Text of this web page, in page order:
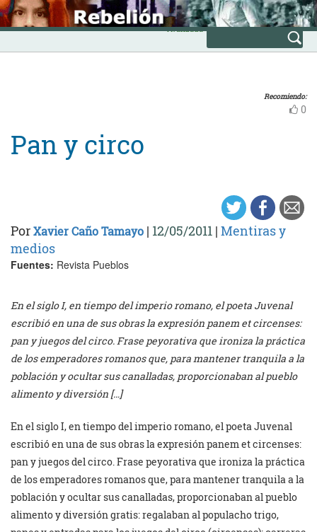
Skip
to
content
INICIO
Avanzada
Recomiendo:
0
Pan y circo
PorXavier Caño Tamayo | 12/05/2011 | Mentiras y
medios
Fuentes: Revista Pueblos
En el siglo I, en tiempo del imperio romano, el poeta Juvenal
escribió en una de sus obras la expresión panem et circenses:
pan y juegos del circo. Frase peyorativa que ironiza la práctica
de los emperadores romanos que, para mantener tranquila a la
población y ocultar sus canalladas, proporcionaban al pueblo
alimento y diversión […]
En el siglo I, en tiempo del imperio romano, el poeta Juvenal
escribió en una de sus obras la expresión panem et circenses:
pan y juegos del circo. Frase peyorativa que ironiza la práctica
de los emperadores romanos que, para mantener tranquila a la
población y ocultar sus canalladas, proporcionaban al pueblo
alimento y diversión gratis: regalaban al populacho trigo,